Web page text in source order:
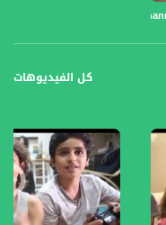
كل الفيديوهات